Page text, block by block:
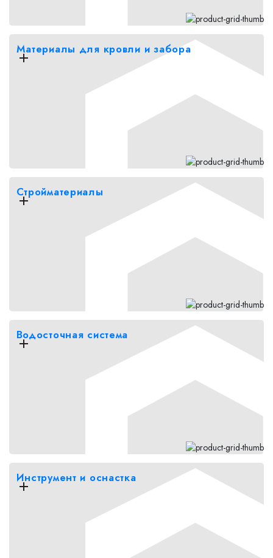
Материалы для кровли и забора
Стройматериалы
Водосточная система
Инструмент и оснастка